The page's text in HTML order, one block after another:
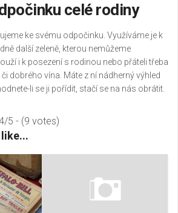
celé rodiny
ke svému odpočinku. Využíváme je k
další zeleně, kterou nemůžeme
i k posezení s rodinou nebo přáteli třeba
dobrého vína. Máte z ní nádherný výhled
li se ji pořídit, stačí se na nás obrátit.
5 - (9 votes)